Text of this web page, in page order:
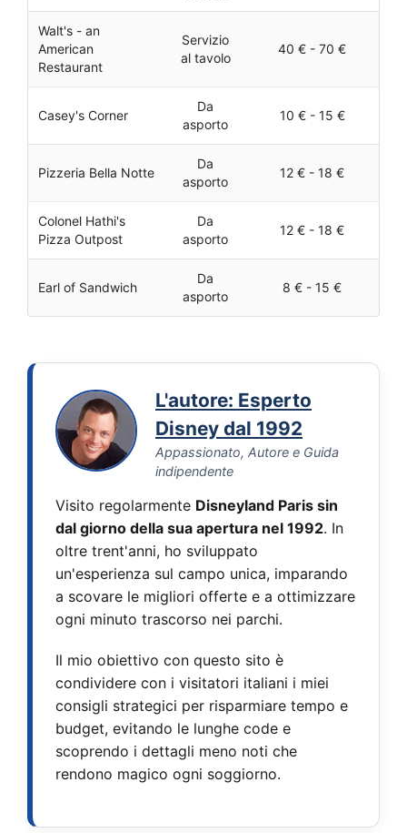
Walt's - an
American
Restaurant
Servizio
al tavolo
40 € - 70 €
Casey's Corner
Da
asporto
10 € - 15 €
Pizzeria Bella Notte
Da
asporto
12 € - 18 €
Colonel Hathi's
Pizza Outpost
Da
asporto
12 € - 18 €
Earl of Sandwich
Da
asporto
8 € - 15 €
L'autore: Esperto
Disney dal 1992
Appassionato, Autore e Guida
indipendente
Visito regolarmente Disneyland Paris sin
dal giorno della sua apertura nel 1992. In
oltre trent'anni, ho sviluppato
un'esperienza sul campo unica, imparando
a scovare le migliori offerte e a ottimizzare
ogni minuto trascorso nei parchi.
Il mio obiettivo con questo sito è
condividere con i visitatori italiani i miei
consigli strategici per risparmiare tempo e
budget, evitando le lunghe code e
scoprendo i dettagli meno noti che
rendono magico ogni soggiorno.